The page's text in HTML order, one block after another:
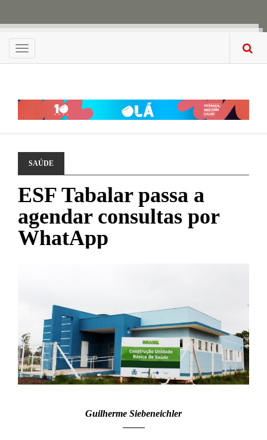
Menu
SAÚDE
ESF Tabalar passa a
agendar consultas por
WhatApp
Guilherme Siebeneichler